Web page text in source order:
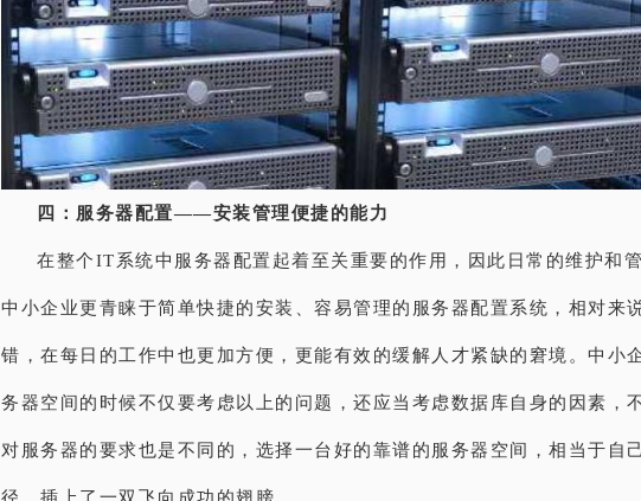
四：服务器配置——安装管理便捷的能力
在整个IT系统中服务器配置起着至关重要的作用，因此日常的维护和
中小企业更青睐于简单快捷的安装、容易管理的服务器配置系统，相对来
错，在每日的工作中也更加方便，更能有效的缓解人才紧缺的窘境。中小
务器空间的时候不仅要考虑以上的问题，还应当考虑数据库自身的因素，
对服务器的要求也是不同的，选择一台好的靠谱的服务器空间，相当于自
径，插上了一双飞向成功的翅膀。